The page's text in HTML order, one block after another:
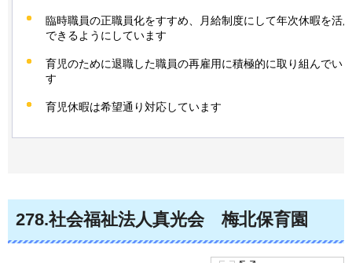
臨時職員の正職員化をすすめ、月給制度にして年次休暇を活
できるようにしています
育児のために退職した職員の再雇用に積極的に取り組んでい
す
育児休暇は希望通り対応しています
278.社会福祉法人真光会 梅北保育園